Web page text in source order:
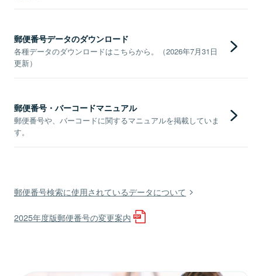
郵便番号データのダウンロード
各種データのダウンロードはこちらから。（2026年7月31日
更新）
郵便番号・バーコードマニュアル
郵便番号や、バーコードに関するマニュアルを掲載していま
す。
郵便番号検索に使用されているデータについて
2025年度版郵便番号の変更案内